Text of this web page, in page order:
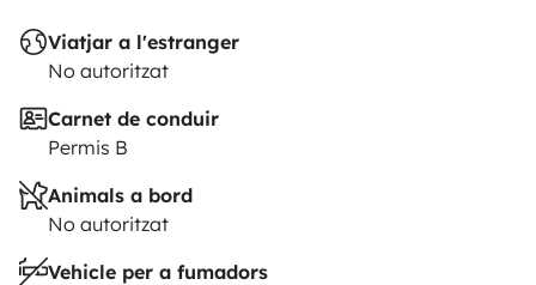
Viatjar a l'estranger
No autoritzat
Carnet de conduir
Permis B
Animals a bord
No autoritzat
Vehicle per a fumadors